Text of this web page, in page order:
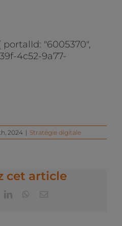
"6005370",
4c52-9a77-
2024 | Stratégie digitale
cet article
LinkedInWhatsApp
Email